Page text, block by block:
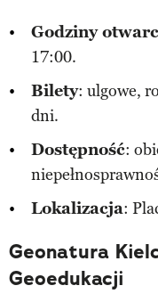
Godziny
17:00.
Bilety: ulgowe,
dni.
Dostępność:
Lokalizacja:
Geonatura
Geoedukacji